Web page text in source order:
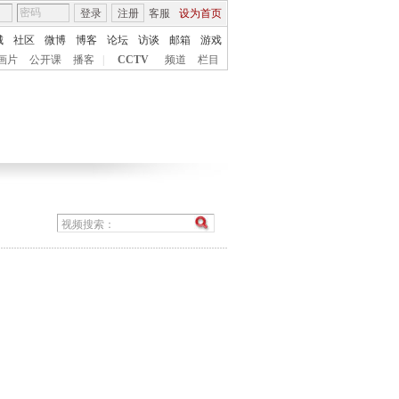
客服 设为首页
登录 注册
社区 微博 博客 论坛 访谈 邮箱
游戏
片
公开课 播客 CCTV 频道 栏目